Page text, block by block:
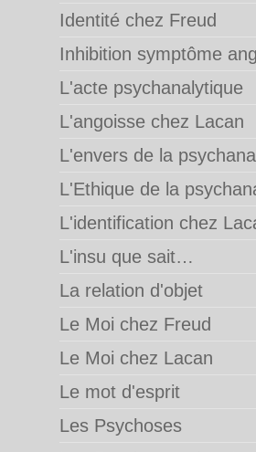
Identité chez Freud
Inhibition symptôme
L'acte psychanalytique
L'angoisse chez Lacan
L'envers de la
L'Ethique de la
L'identification chez
L'insu que sait…
La relation d'objet
Le Moi chez Freud
Le Moi chez Lacan
Le mot d'esprit
Les Psychoses